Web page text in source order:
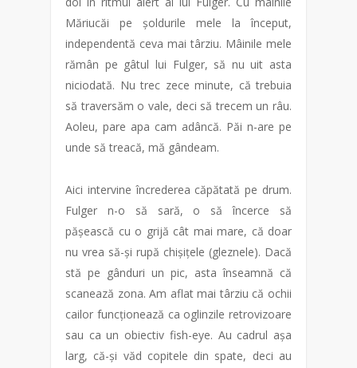
Măriucăi pe șoldurile mele la început,
independentă ceva mai târziu. Mâinile mele
rămân pe gâtul lui Fulger, să nu uit asta
niciodată. Nu trec zece minute, că trebuia
să traversăm o vale, deci să trecem un râu.
Aoleu, pare apa cam adâncă. Păi n-are pe
unde să treacă, mă gândeam.
Aici intervine încrederea căpătată pe drum.
Fulger n-o să sară, o să încerce să
pășească cu o grijă cât mai mare, că doar
nu vrea să-și rupă chișițele (gleznele). Dacă
stă pe gânduri un pic, asta înseamnă că
scanează zona. Am aflat mai târziu că ochii
cailor funcționează ca oglinzile retrovizoare
sau ca un obiectiv fish-eye. Au cadrul așa
larg, că-și văd copitele din spate, deci au